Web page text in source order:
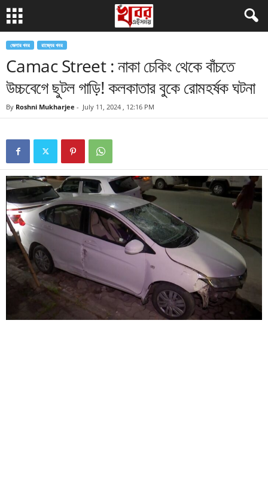
জেলার খবর রাজ্যের খবর
Camac Street : নাকা চেকিং থেকে বাঁচতে
উচ্চবেগে ছুটল গাড়ি! কলকাতার বুকে রোমহর্ষক ঘটনা
By Roshni Mukharjee - July 11, 2024 , 12:16 PM